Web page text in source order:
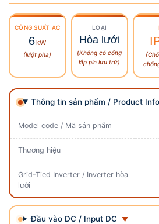
CÔNG SUẤT AC
6kW
(Một pha)
LOẠI
Hòa lưới
(Không có cổng
lắp pin lưu trữ)
Thông tin sản phẩm / Product
Model code / Mã sản phẩm
Thương hiệu
Grid-Tied Inverter / Inverter hòa
lưới
Đầu vào DC / Input DC